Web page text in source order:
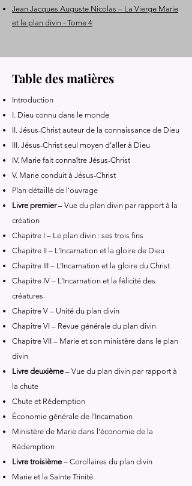
Jean Jacques Auguste Nicolas – La Vierge Marie
et le plan divin - Tome 4
Table des matières
Introduction
I. Dieu connu dans le monde
II. Jésus-Christ auteur de la connaissance de Dieu
III. Jésus-Christ seul moyen d’aller à Dieu
IV. Marie fait connaître Jésus-Christ
V. Marie conduit à Jésus-Christ
Plan détaillé de l’ouvrage
Livre premier– Vue du plan divin par rapport à la
création
Chapitre I – Le plan divin : ses trois fins
Chapitre II – L’Incarnation et la gloire de Dieu
Chapitre III – L’Incarnation et la gloire du Christ
Chapitre IV – L’Incarnation et la félicité des
créatures
Chapitre V – Unité du plan divin
Chapitre VI – Revue générale du plan divin
Chapitre VII – Marie et son ministère dans le plan
divin
Livre deuxième – Vue du plan divin par rapport à
la chute
Chute et Rédemption
Économie générale de l’Incarnation
Ministère de Marie dans l’économie de la
Rédemption
Livre troisième – Corollaires du plan divin
Marie et la Sainte Trinité